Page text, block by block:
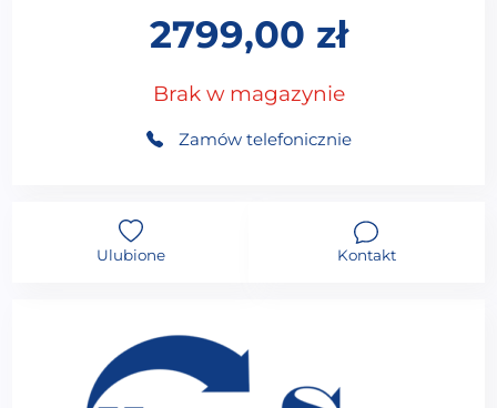
2799,00 zł
Brak w magazynie
Zamów telefonicznie
Ulubione Kontakt